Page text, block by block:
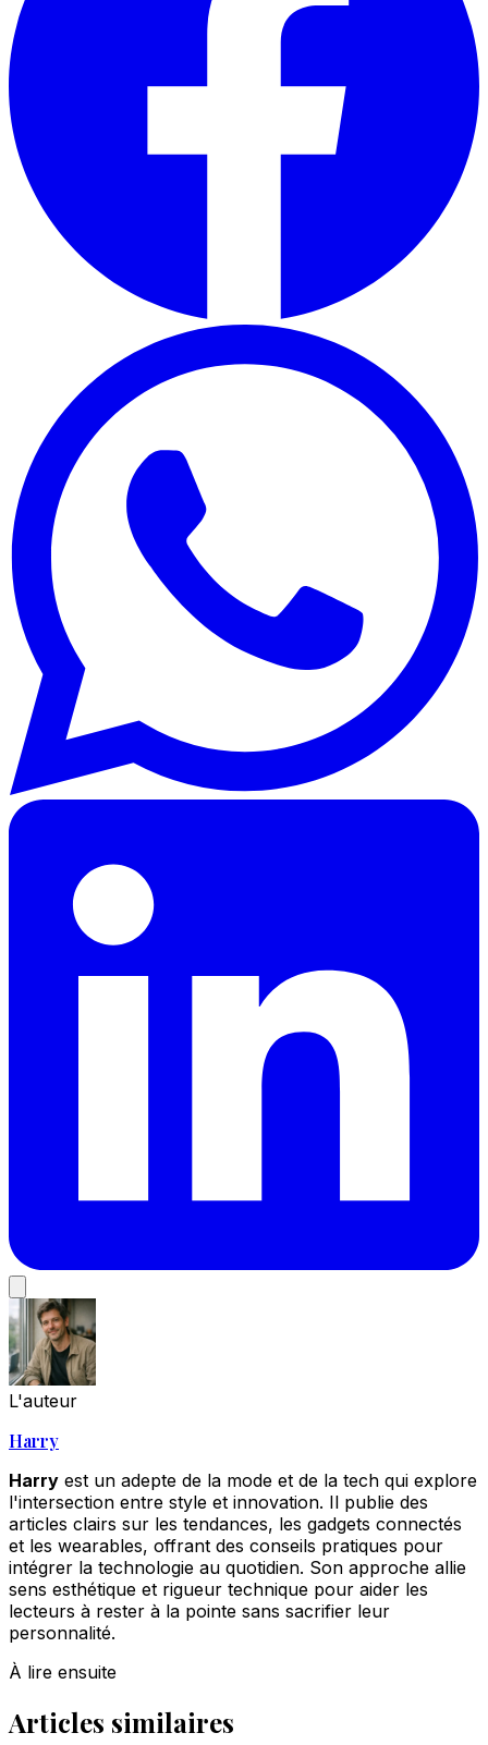
L'auteur
Harry
Harry est un adepte de la mode et de la tech qui explore
l'intersection entre style et innovation. Il publie des
articles clairs sur les tendances, les gadgets connectés
et les wearables, offrant des conseils pratiques pour
intégrer la technologie au quotidien. Son approche allie
sens esthétique et rigueur technique pour aider les
lecteurs à rester à la pointe sans sacrifier leur
personnalité.
À lire ensuite
Articles similaires